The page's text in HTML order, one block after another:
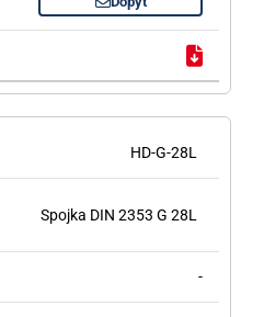
HD-G-28L
Spojka DIN 2353 G 28L
-